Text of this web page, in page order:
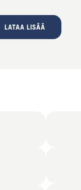
LATAA LISÄÄ